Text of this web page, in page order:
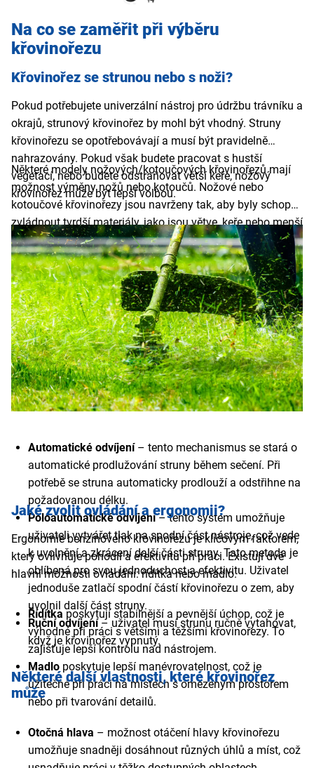
Na co se zaměřit při výběru
křovinořezu
Křovinořez se strunou nebo s noži?
Pokud potřebujete univerzální nástroj pro údržbu trávníku a
okrajů, strunový křovinořez by mohl být vhodný. Struny
křovinořezu se opotřebovávají a musí být pravidelně
nahrazovány. Pokud však budete pracovat s hustší
vegetací, nebo budete odstraňovat větší keře, nožový
křovinořez může být lepší volbou.
Některé modely nožových/kotoučových křovinořezů mají
možnost výměny nožů nebo kotoučů. Nožové nebo
kotoučové křovinořezy jsou navrženy tak, aby byly schopny
zvládnout tvrdší materiály, jako jsou větve, keře nebo menší
stromky. Nožové křovinořezy jsou obvykle těžší, což může
být fyzicky náročnější při delší práci. Nože vyžadují méně
pravidelné údržby než struny.
Automatické odvíjení – tento mechanismus se stará o
automatické prodlužování struny během sečení. Při
potřebě se struna automaticky prodlouží a odstřihne na
požadovanou délku.
Poloautomatické odvíjení– tento systém umožňuje
uživateli vytvářet tlak na spodní část nástroje, což vede
k uvolnění a zkrácení další části struny. Tato metoda je
oblíbená pro svou jednoduchost a efektivitu. Uživatel
jednoduše zatlačí spodní částí křovinořezu o zem, aby
uvolnil další část struny.
Ruční odvíjení– uživatel musí strunu ručně vytahovat,
když je křovinořez vypnutý.
Jaké zvolit ovládání a ergonomii?
Ergonomie benzínového křovinořezu je klíčovým faktorem,
který ovlivňuje pohodlí a efektivitu při práci. Existují dvě
hlavní možnosti ovládání: řídítka nebo madlo.
Řídítkaposkytují stabilnější a pevnější úchop, což je
výhodné při práci s většími a těžšími křovinořezy. To
zajišťuje lepší kontrolu nad nástrojem.
Madlo poskytuje lepší manévrovatelnost, což je
užitečné při práci na místech s omezeným prostorem
nebo při tvarování detailů.
Některé další vlastnosti, které křovinořez
může
Otočná hlava – možnost otáčení hlavy křovinořezu
umožňuje snadněji dosáhnout různých úhlů a míst, což